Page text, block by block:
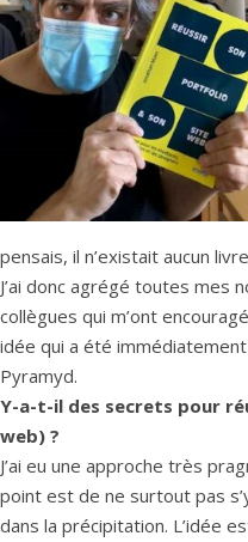
pensais, il n’existait aucun
J’ai donc agrégé toutes mes
collègues qui m’ont
idée qui a été
Pyramyd.
Y-a-t-il des secrets pour
web) ?
J’ai eu une approche très
point est de ne surtout pas
dans la précipitation. L’idée